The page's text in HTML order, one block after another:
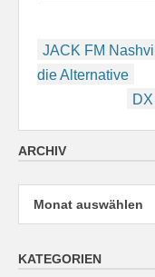
JACK FM
die Alternative
ARCHIV
Archiv
KATEGORIEN